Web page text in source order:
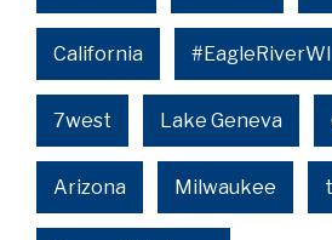
California #EagleRiverWI
7west Lake Geneva
Arizona Milwaukee